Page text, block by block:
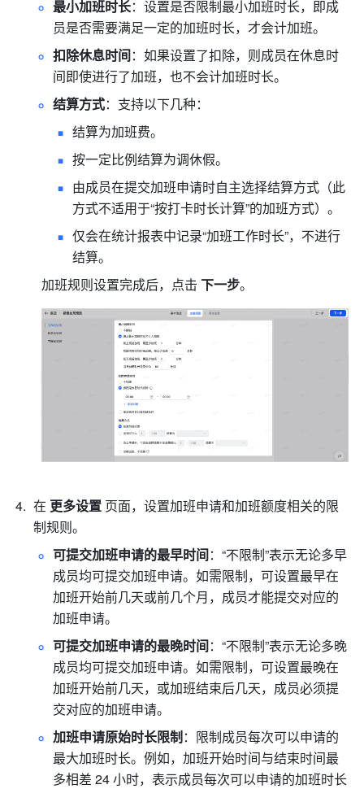
最小加班时长：设置是否限制最小加班时长，即成
员是否需要满足一定的加班时长，才会计加班。
扣除休息时间：如果设置了扣除，则成员在休息时
间即使进行了加班，也不会计加班时长。
结算方式：支持以下几种：
结算为加班费。
按一定比例结算为调休假。
由成员在提交加班申请时自主选择结算方式（此
方式不适用于“按打卡时长计算”的加班方式）。
仅会在统计报表中记录“加班工作时长”，不进行
结算。
加班规则设置完成后，点击 下一步。
在 更多设置 页面，设置加班申请和加班额度相关的限
制规则。
可提交加班申请的最早时间：“不限制”表示无论多早
成员均可提交加班申请。如需限制，可设置最早在
加班开始前几天或前几个月，成员才能提交对应的
加班申请。
可提交加班申请的最晚时间：“不限制”表示无论多晚
成员均可提交加班申请。如需限制，可设置最晚在
加班开始前几天，或加班结束后几天，成员必须提
交对应的加班申请。
加班申请原始时长限制：限制成员每次可以申请的
最大加班时长。例如，加班开始时间与结束时间最
多相差 24 小时，表示成员每次可以申请的加班时长